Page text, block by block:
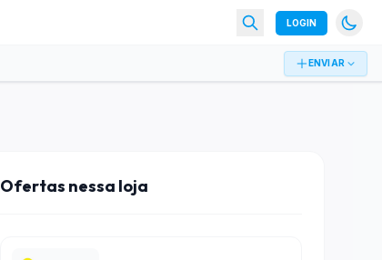
LOGIN
ENVIAR
Ofertas nessa loja